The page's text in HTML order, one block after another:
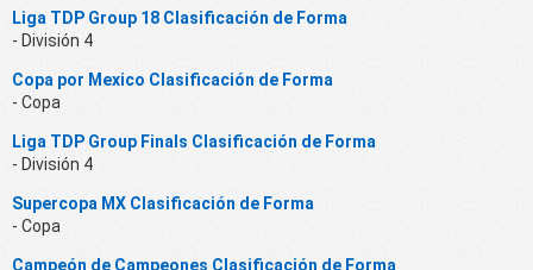
Liga TDP Group 18 Clasificación de Forma
- División 4
Copa por Mexico Clasificación de Forma
- Copa
Liga TDP Group Finals Clasificación de Forma
- División 4
Supercopa MX Clasificación de Forma
- Copa
Campeón de Campeones Clasificación de Forma